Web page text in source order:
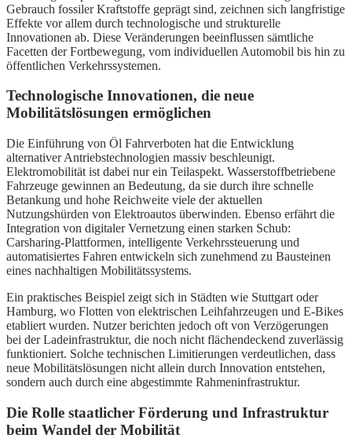
Gebrauch fossiler Kraftstoffe geprägt sind, zeichnen sich langfristige
Effekte vor allem durch technologische und strukturelle
Innovationen ab. Diese Veränderungen beeinflussen sämtliche
Facetten der Fortbewegung, vom individuellen Automobil bis hin zu
öffentlichen Verkehrssystemen.
Technologische Innovationen, die neue
Mobilitätslösungen ermöglichen
Die Einführung von Öl Fahrverboten hat die Entwicklung
alternativer Antriebstechnologien massiv beschleunigt.
Elektromobilität ist dabei nur ein Teilaspekt. Wasserstoffbetriebene
Fahrzeuge gewinnen an Bedeutung, da sie durch ihre schnelle
Betankung und hohe Reichweite viele der aktuellen
Nutzungshürden von Elektroautos überwinden. Ebenso erfährt die
Integration von digitaler Vernetzung einen starken Schub:
Carsharing-Plattformen, intelligente Verkehrssteuerung und
automatisiertes Fahren entwickeln sich zunehmend zu Bausteinen
eines nachhaltigen Mobilitätssystems.
Ein praktisches Beispiel zeigt sich in Städten wie Stuttgart oder
Hamburg, wo Flotten von elektrischen Leihfahrzeugen und E-Bikes
etabliert wurden. Nutzer berichten jedoch oft von Verzögerungen
bei der Ladeinfrastruktur, die noch nicht flächendeckend zuverlässig
funktioniert. Solche technischen Limitierungen verdeutlichen, dass
neue Mobilitätslösungen nicht allein durch Innovation entstehen,
sondern auch durch eine abgestimmte Rahmeninfrastruktur.
Die Rolle staatlicher Förderung und Infrastruktur
beim Wandel der Mobilität